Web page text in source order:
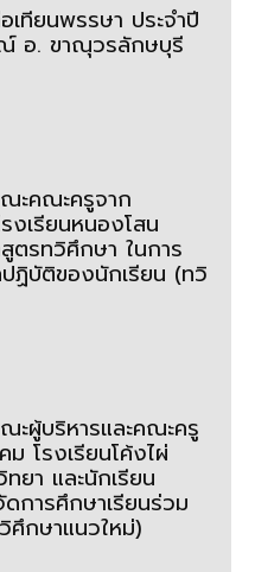
ทียนพรรษา ประจำปี
อ. ขาณุวรลักษบุรี
คณะครูจาก
งเรียนหนองโสน
ตรทวิศึกษา ในการ
ฏิบัติของนักเรียน (ทวิ
ผู้บริหารและคณะครู
โรงเรียนโค้งไผ่
ยา และนักเรียน
การศึกษาเรียนร่วม
ศึกษาแนวใหม่)